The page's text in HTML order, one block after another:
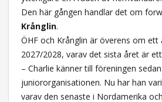
Den här gången handlar det om
Krånglin.
ÖHF och Krånglin är överens om ett
2027/2028, varav det sista året är
– Charlie känner till föreningen
juniororganisationen. Nu har han
varav den senaste i Nordamerika